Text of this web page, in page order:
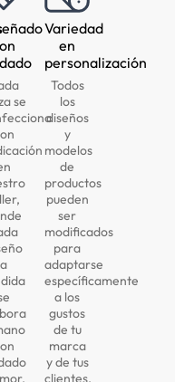
se
a
Variedad
en
personalización
Todos
los
diseños
y
modelos
de
productos
pueden
ser
modificados
para
adaptarse
específicamente
a los
gustos
de tu
marca
y de tus
clientes.